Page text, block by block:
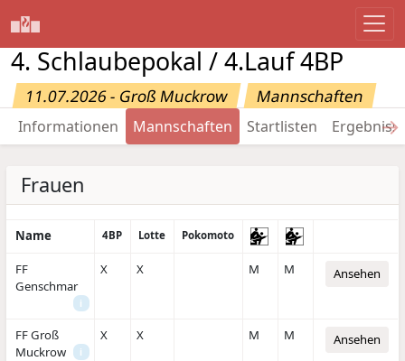
4. Schlaubepokal / 4.Lauf 4BP
11.07.2026 - Groß Muckrow Mannschaften
Informationen Mannschaften Startlisten →
Frauen
Name 4BP Lotte Pokomoto
FF
Genschmar
i
X X M M Ansehen
FF Groß
Muckrow
i
X X M M Ansehen